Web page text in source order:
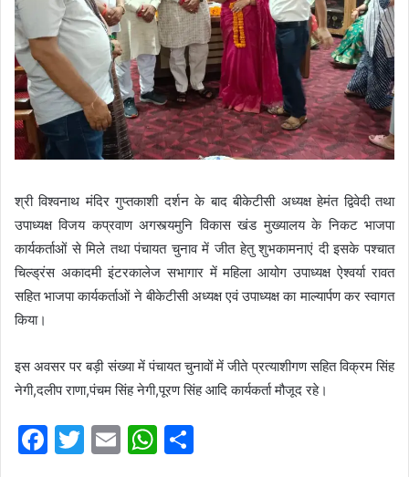
श्री विश्वनाथ मंदिर गुप्तकाशी दर्शन के बाद बीकेटीसी अध्यक्ष हेमंत द्विवेदी तथा
उपाध्यक्ष विजय कप्रवाण अगस्त्यमुनि विकास खंड मुख्यालय के निकट भाजपा
कार्यकर्ताओं से मिले तथा पंचायत चुनाव में जीत हेतु शुभकामनाएं दी इसके पश्चात
चिल्ड्रंस अकादमी इंटरकालेज सभागार में महिला आयोग उपाध्यक्ष ऐश्वर्या रावत
सहित भाजपा कार्यकर्ताओं ने बीकेटीसी अध्यक्ष एवं उपाध्यक्ष का माल्यार्पण कर स्वागत
किया।
इस अवसर पर बड़ी संख्या में पंचायत चुनावों में जीते प्रत्याशीगण सहित विक्रम सिंह
नेगी,दलीप राणा,पंचम सिंह नेगी,पूरण सिंह आदि कार्यकर्ता मौजूद रहे।
F
T
E
W